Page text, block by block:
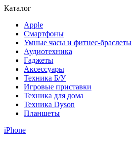
Каталог
Apple
Смартфоны
Умные часы и фитнес-браслеты
Аудиотехника
Гаджеты
Аксессуары
Техника Б/У
Игровые приставки
Техника для дома
Техника Dyson
Планшеты
iPhone